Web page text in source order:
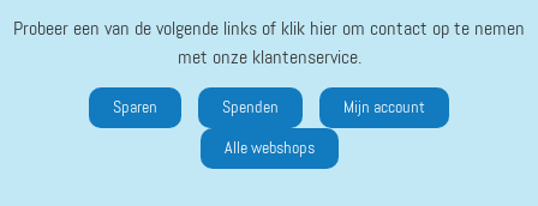
Probeer een van de volgende links of klik hier om contact op te nemen
met onze klantenservice.
Sparen Spenden Mijn account
Alle webshops